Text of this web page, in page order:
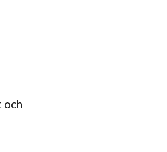
och